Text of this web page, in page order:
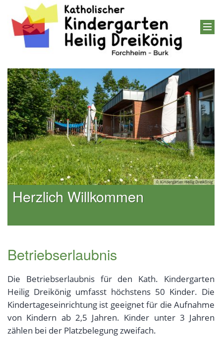
© Kindergarten Heilig Dreikönig
Herzlich Willkommen
Betriebserlaubnis
Die Betriebserlaubnis für den Kath. Kindergarten
Heilig Dreikönig umfasst höchstens 50 Kinder. Die
Kindertageseinrichtung ist geeignet für die Aufnahme
von Kindern ab 2,5 Jahren. Kinder unter 3 Jahren
zählen bei der Platzbelegung zweifach.